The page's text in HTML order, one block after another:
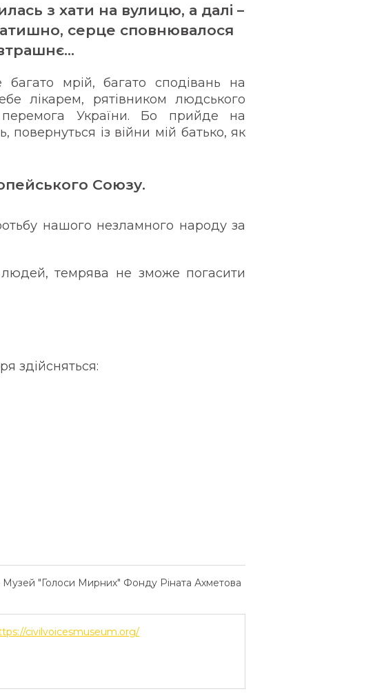
з хати на вулицю, а далі –
серце сповнювалося
мрій, багато сподівань на
лікарем, рятівником людського
України. Бо прийде на
із війни мій батько, як
Союзу.
нашого незламного народу за
темрява не зможе погасити
здійсняться:
Музей "Голоси Мирних" Фонду Ріната Ахметова
civilvoicesmuseum.org/